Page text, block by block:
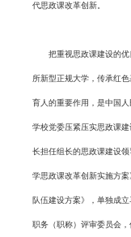
代思政课改革创新。
把重视思政课建设的
所新型正规大学，传承红
育人的重要作用，是中国人
学校党委压紧压实思政课
长担任组长的思政课建设
学思政课改革创新实施方
队伍建设方案》，单独成
职务（职称）评审委员会